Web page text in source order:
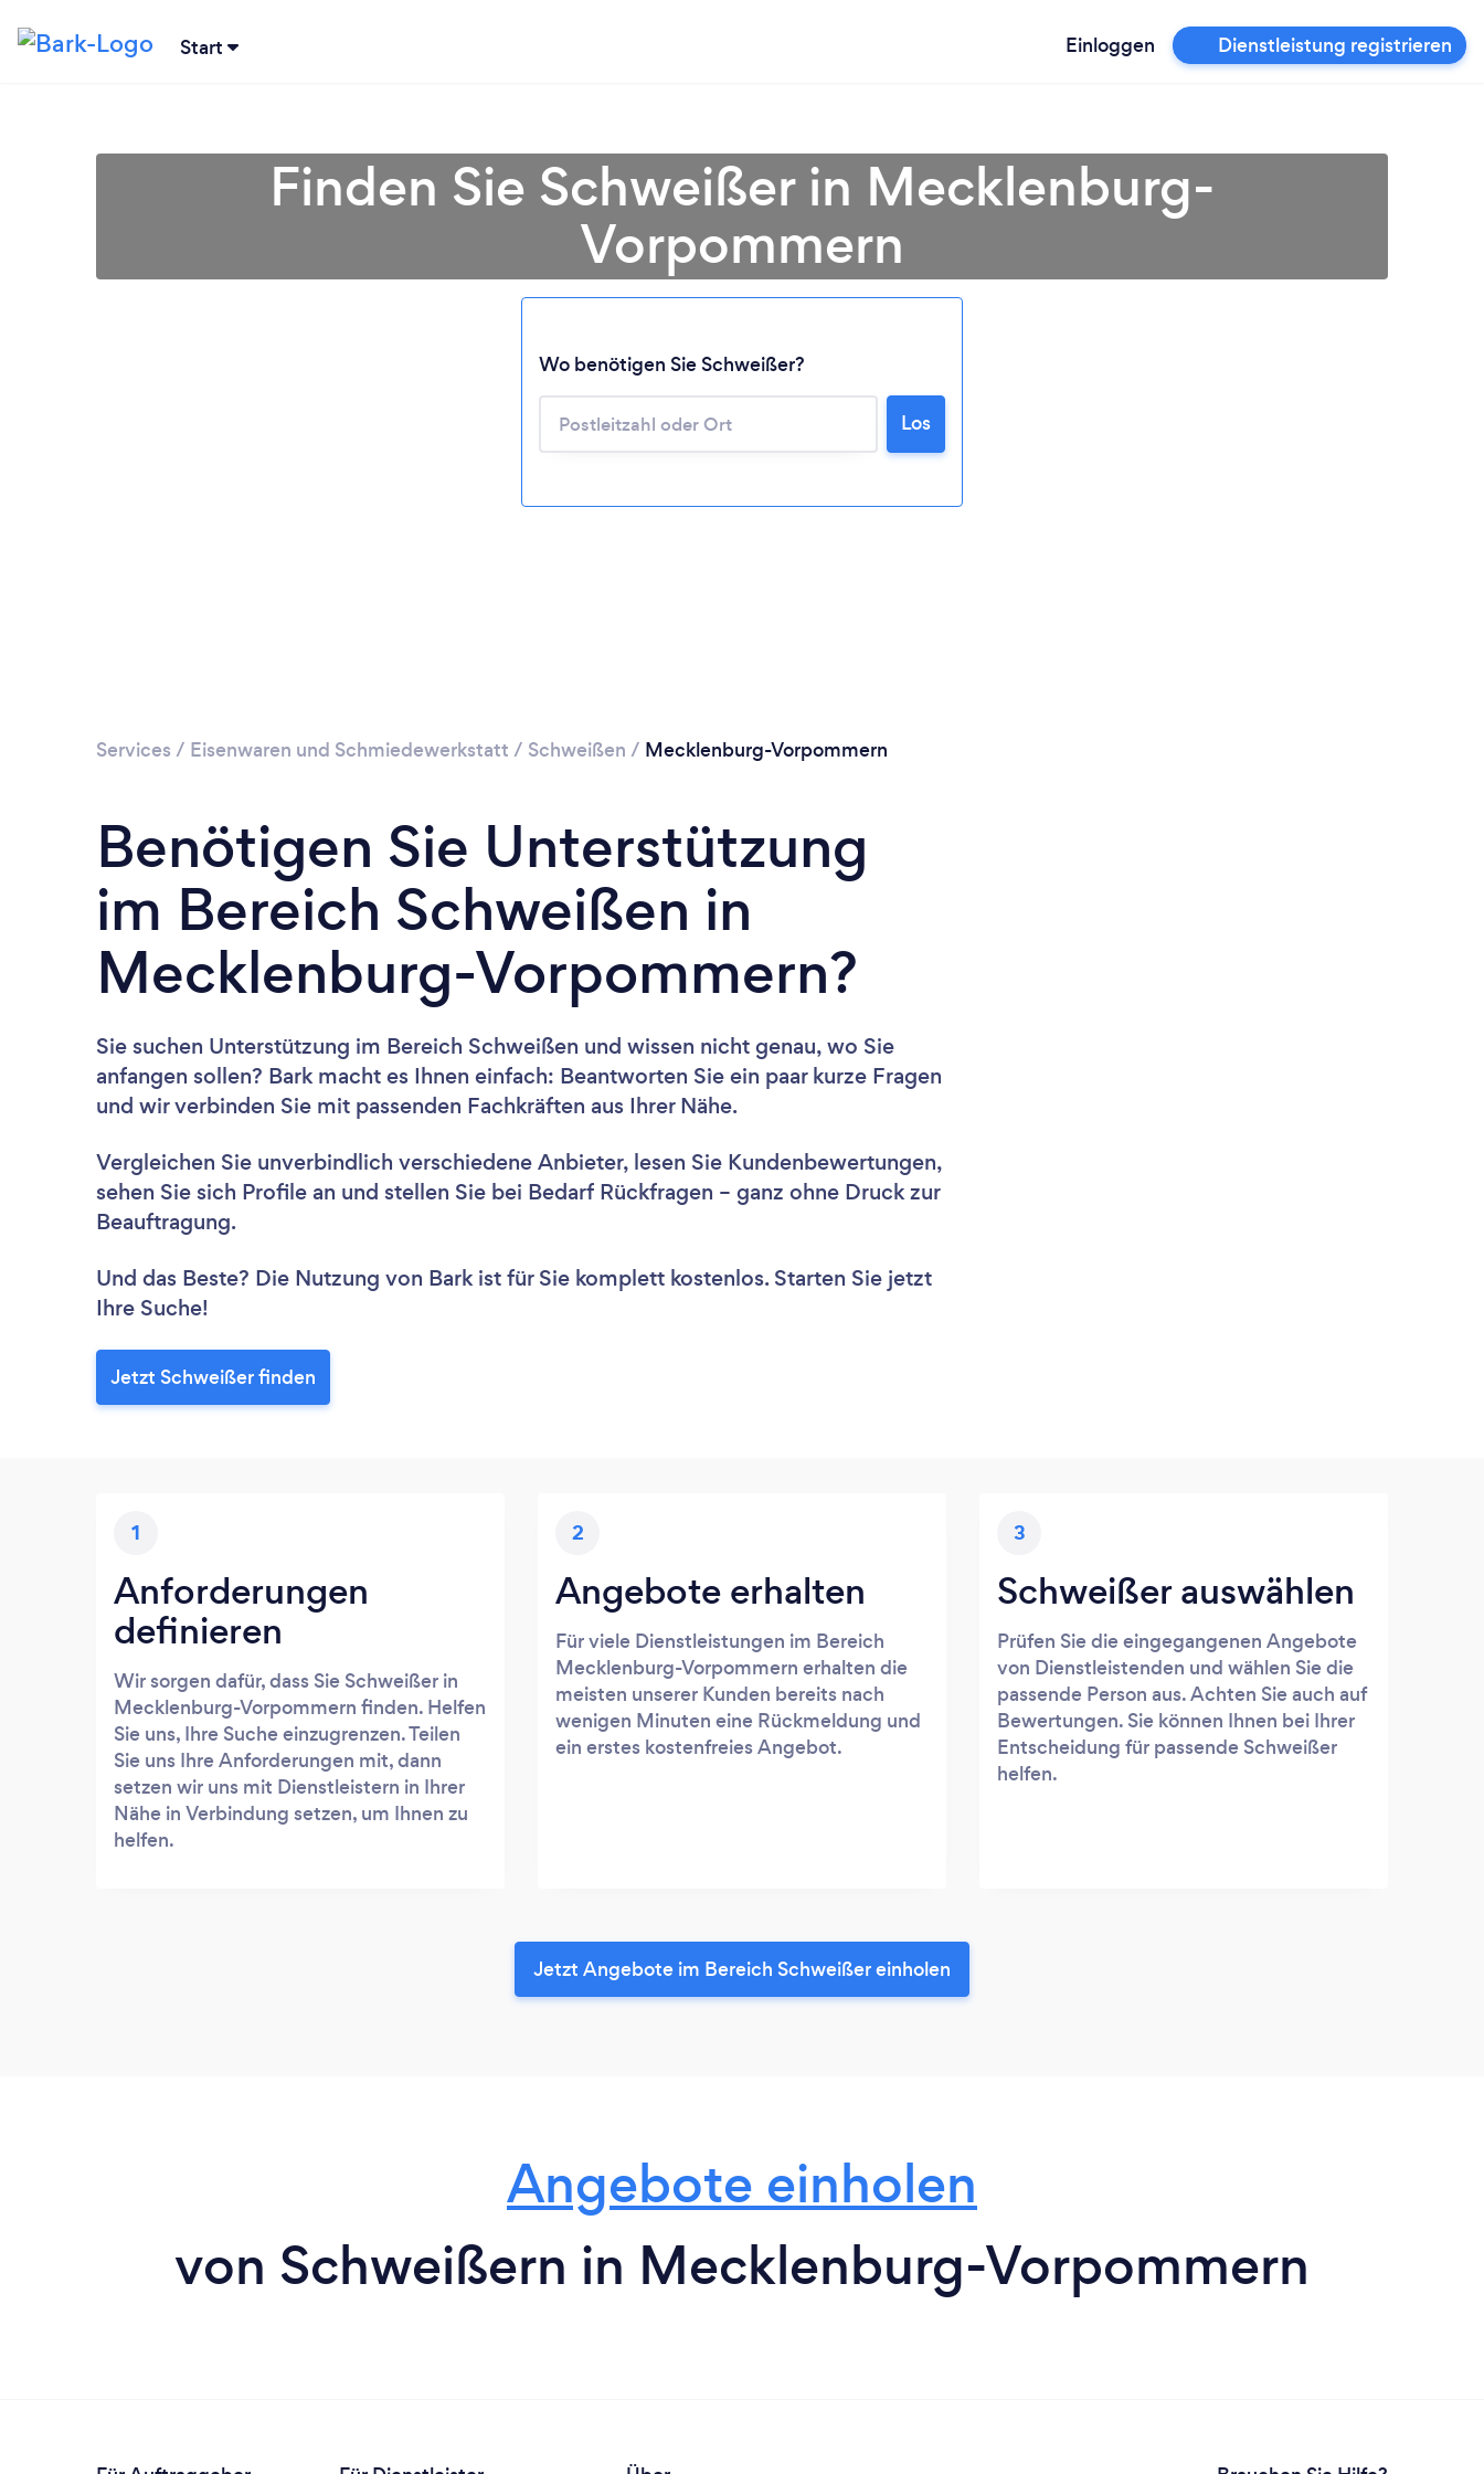
Start Einloggen Dienstleistung registrieren
Lädt ...
Bitte warten ...
Finden Sie Schweißer in Mecklenburg-
Vorpommern
Wo benötigen Sie Schweißer?
Los
Services / Eisenwaren und Schmiedewerkstatt / Schweißen / Mecklenburg-Vorpommern
Benötigen Sie Unterstützung
im Bereich Schweißen in
Mecklenburg-Vorpommern?
Sie suchen Unterstützung im Bereich Schweißen und wissen nicht genau, wo Sie
anfangen sollen? Bark macht es Ihnen einfach: Beantworten Sie ein paar kurze Fragen
und wir verbinden Sie mit passenden Fachkräften aus Ihrer Nähe.
Vergleichen Sie unverbindlich verschiedene Anbieter, lesen Sie Kundenbewertungen,
sehen Sie sich Profile an und stellen Sie bei Bedarf Rückfragen – ganz ohne Druck zur
Beauftragung.
Und das Beste? Die Nutzung von Bark ist für Sie komplett kostenlos. Starten Sie jetzt
Ihre Suche!
Jetzt Schweißer finden
1
Anforderungen
definieren
Wir sorgen dafür, dass Sie Schweißer in
Mecklenburg-Vorpommern finden. Helfen
Sie uns, Ihre Suche einzugrenzen. Teilen
Sie uns Ihre Anforderungen mit, dann
setzen wir uns mit Dienstleistern in Ihrer
Nähe in Verbindung setzen, um Ihnen zu
helfen.
2
Angebote erhalten
Für viele Dienstleistungen im Bereich
Mecklenburg-Vorpommern erhalten die
meisten unserer Kunden bereits nach
wenigen Minuten eine Rückmeldung und
ein erstes kostenfreies Angebot.
3
Schweißer auswählen
Prüfen Sie die eingegangenen Angebote
von Dienstleistenden und wählen Sie die
passende Person aus. Achten Sie auch auf
Bewertungen. Sie können Ihnen bei Ihrer
Entscheidung für passende Schweißer
helfen.
Jetzt Angebote im Bereich Schweißer einholen
Angebote einholen
von Schweißern in Mecklenburg-Vorpommern